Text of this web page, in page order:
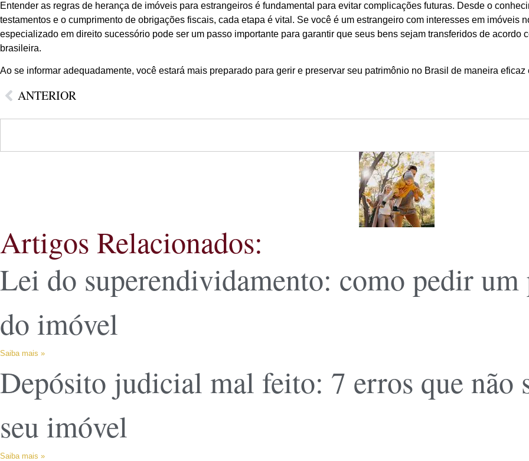
Entender as regras de herança de imóveis para estrangeiros é fundamental para evitar complicações futuras. Desde o
testamentos e o cumprimento de obrigações fiscais, cada etapa é vital. Se você é um estrangeiro com interesses em imóveis
especializado em direito sucessório pode ser um passo importante para garantir que seus bens sejam transferidos de acordo
brasileira.
Ao se informar adequadamente, você estará mais preparado para gerir e preservar seu patrimônio no Brasil de maneira eficaz
ANTERIOR
Artigos Relacionados:
Lei do superendividamento: como pedir
do imóvel
Saiba mais »
Depósito judicial mal feito: 7 erros que não
seu imóvel
Saiba mais »